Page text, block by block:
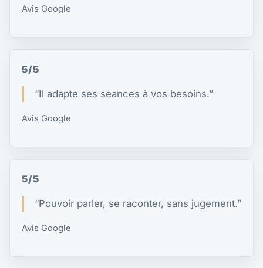
Avis Google
5/5
“Il adapte ses séances à vos besoins.”
Avis Google
5/5
“Pouvoir parler, se raconter, sans jugement.”
Avis Google